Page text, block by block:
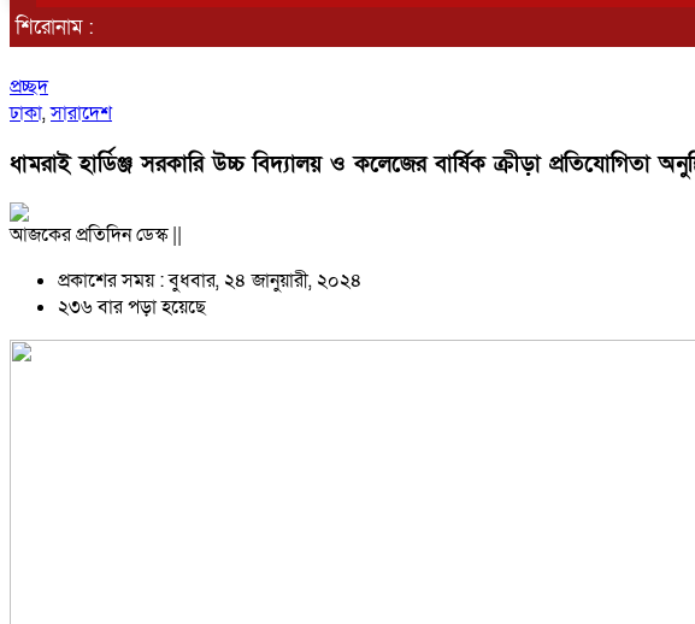
শিরোনাম :
প্রচ্ছদ
ঢাকা,সারাদেশ
ধামরাই হার্ডিঞ্জ সরকারি উচ্চ বিদ্যালয় ও কলেজের বার্ষিক ক্রীড়া প্রতিযোগিতা
আজকের প্রতিদিন ডেস্ক ||
প্রকাশের সময় : বুধবার, ২৪ জানুয়ারী, ২০২৪
২৩৬ বার পড়া হয়েছে